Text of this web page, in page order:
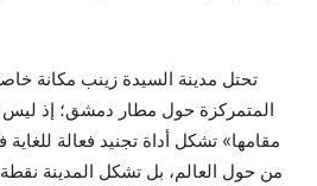
تحتل مدينة السيدة زينب مكانة خاصة
المتمركزة حول مطار دمشق؛ إذ ليس
مقامها» تشكل أداة تجنيد فعالة
من حول العالم، بل تشكل المدينة نقطة